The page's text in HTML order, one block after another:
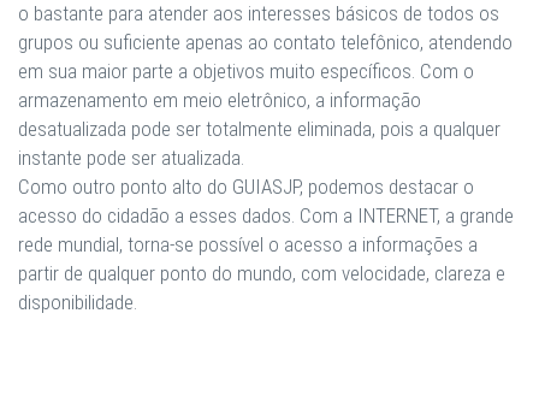
o bastante para atender aos interesses básicos de todos os
grupos ou suficiente apenas ao contato telefônico, atendendo
em sua maior parte a objetivos muito específicos. Com o
armazenamento em meio eletrônico, a informação
desatualizada pode ser totalmente eliminada, pois a qualquer
instante pode ser atualizada.
Como outro ponto alto do GUIASJP, podemos destacar o
acesso do cidadão a esses dados. Com a INTERNET, a grande
rede mundial, torna-se possível o acesso a informações a
partir de qualquer ponto do mundo, com velocidade, clareza e
disponibilidade.